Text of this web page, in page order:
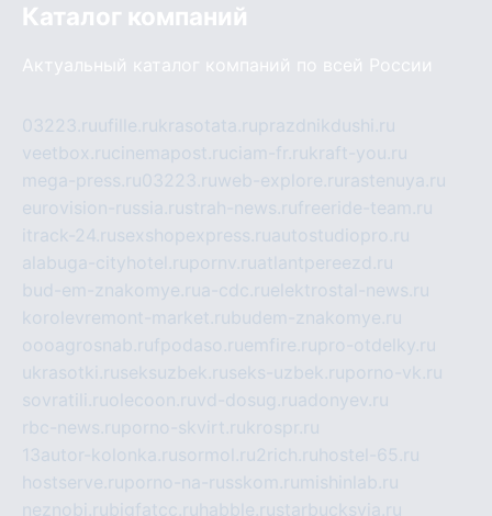
Каталог компаний
Актуальный каталог компаний по всей России
03223.ruufille.rukrasotata.ruprazdnikdushi.ru
veetbox.rucinemapost.ruciam-fr.rukraft-you.ru
mega-press.ru03223.ruweb-explore.ru rastenuya.ru
eurovision-russia.rustrah-news.rufreeride-team.ru
itrack-24.rusexshopexpress.ruautostudiopro.ru
alabuga-cityhotel.rupornv.ruatlantpereezd.ru
bud-em-znakomye.rua-cdc.ruelektrostal-news.ru
korolevremont-market.rubudem-znakomye.ru
oooagrosnab.rufpodaso.ruemfire.rupro-otdelky.ru
ukrasotki.ruseksuzbek.ruseks-uzbek.ruporno-vk.ru
sovratili.ruolecoon.ruvd-dosug.ruadonyev.ru
rbc-news.ruporno-skvirt.rukrospr.ru
13autor-kolonka.rusormol.ru2rich.ru hostel-65.ru
hostserve.ruporno-na-russkom.ru mishinlab.ru
neznobi.rubigfatcc.ru habble.rustarbucksvia.ru